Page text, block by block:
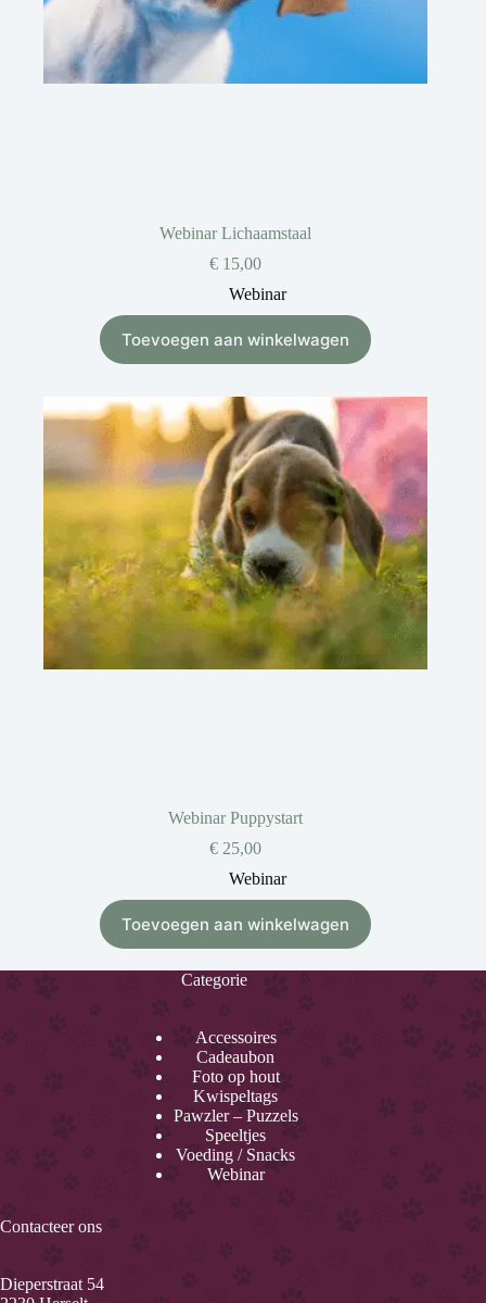
Webinar Lichaamstaal
€ 15,00
Webinar
Toevoegen aan winkelwagen
Webinar Puppystart
€ 25,00
Webinar
Toevoegen aan winkelwagen
Categorie
Accessoires
Cadeaubon
Foto op hout
Kwispeltags
Pawzler – Puzzels
Speeltjes
Voeding / Snacks
Webinar
Contacteer ons
Dieperstraat 54